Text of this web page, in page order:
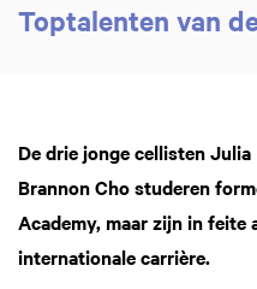
Toptalenten van
De drie jonge cellisten
Brannon Cho studeren
Academy, maar zijn in feite
internationale carrière.